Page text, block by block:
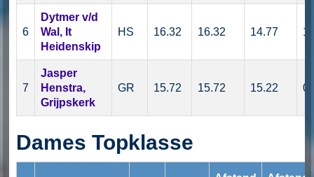
6
Dytmer v/d
Wal, It
Heidenskip
HS 16.32 16.32 14.77
7
Jasper
Henstra,
Grijpskerk
GR 15.72 15.72 15.22
Dames Topklasse